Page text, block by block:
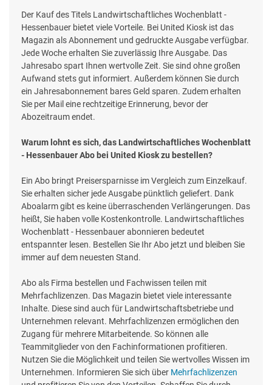
Der Kauf des Titels Landwirtschaftliches Wochenblatt -
Hessenbauer bietet viele Vorteile. Bei United Kiosk ist das
Magazin als Abonnement und gedruckte Ausgabe verfügbar.
Jede Woche erhalten Sie zuverlässig Ihre Ausgabe. Das
Jahresabo spart Ihnen wertvolle Zeit. Sie sind ohne großen
Aufwand stets gut informiert. Außerdem können Sie durch
ein Jahresabonnement bares Geld sparen. Zudem erhalten
Sie per Mail eine rechtzeitige Erinnerung, bevor der
Abozeitraum endet.
Warum lohnt es sich, das Landwirtschaftliches Wochenblatt
- Hessenbauer Abo bei United Kiosk zu bestellen?
Ein Abo bringt Preisersparnisse im Vergleich zum Einzelkauf.
Sie erhalten sicher jede Ausgabe pünktlich geliefert. Dank
Aboalarm gibt es keine überraschenden Verlängerungen. Das
heißt, Sie haben volle Kostenkontrolle. Landwirtschaftliches
Wochenblatt - Hessenbauer abonnieren bedeutet
entspannter lesen. Bestellen Sie Ihr Abo jetzt und bleiben Sie
immer auf dem neuesten Stand.
Abo als Firma bestellen und Fachwissen teilen mit
Mehrfachlizenzen. Das Magazin bietet viele interessante
Inhalte. Diese sind auch für Landwirtschaftsbetriebe und
Unternehmen relevant. Mehrfachlizenzen ermöglichen den
Zugang für mehrere Mitarbeitende. So können alle
Teammitglieder von den Fachinformationen profitieren.
Nutzen Sie die Möglichkeit und teilen Sie wertvolles Wissen im
Unternehmen. Informieren Sie sich über Mehrfachlizenzen